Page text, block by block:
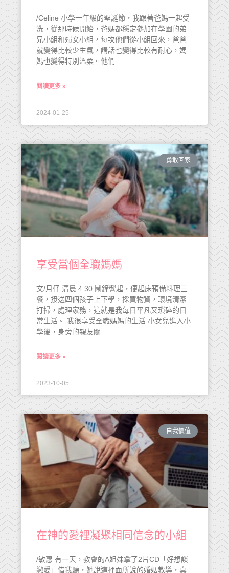
/Celine 小學一年級的聖誕節，我跟著爸媽一起受
洗，從那時候開始，爸媽都穩定參加在學園的弟
兄小組和婦女小組，每次他們從小組回來，爸爸
就變得比較少生氣，講話也變得比較有耐心，媽
媽也變得特別溫柔。他們
閱讀更多 »
2024-01-25
勇敢回家
享受當個全職媽媽
文/月仔 清晨 4:30 鬧鐘響起，便起床預備料理三
餐，接送四個孩子上下學，採買物資，環境清潔
打掃，處理家務，這就是我每日平凡又瑣碎的日
常生活。 我很享受全職媽媽的生活 小女兒進入小
學後，身旁的親友關
閱讀更多 »
2023-10-05
自我價值
在神的愛裡凝聚相同信念的小組
/敏惠 有一天，教會的A姐妹拿了2片CD「好想談
戀愛」借我聽，她說這裡面所說的婚姻教導，真